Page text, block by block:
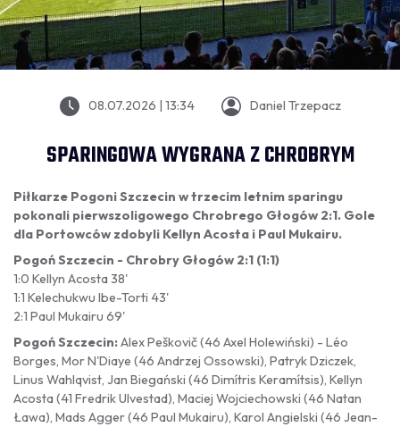
08.07.2026 | 13:34 Daniel Trzepacz
SPARINGOWA WYGRANA Z CHROBRYM
Piłkarze Pogoni Szczecin w trzecim letnim sparingu
pokonali pierwszoligowego Chrobrego Głogów 2:1. Gole
dla Portowców zdobyli Kellyn Acosta i Paul Mukairu.
Pogoń Szczecin - Chrobry Głogów 2:1 (1:1)
1:0 Kellyn Acosta 38'
1:1 Kelechukwu Ibe-Torti 43'
2:1 Paul Mukairu 69'
Pogoń Szczecin:Alex Peškovič (46 Axel Holewiński) - Léo
Borges, Mor N'Diaye (46 Andrzej Ossowski), Patryk Dziczek,
Linus Wahlqvist, Jan Biegański (46 Dimítris Keramítsis), Kellyn
Acosta (41 Fredrik Ulvestad), Maciej Wojciechowski (46 Natan
Ława), Mads Agger (46 Paul Mukairu), Karol Angielski (46 Jean-